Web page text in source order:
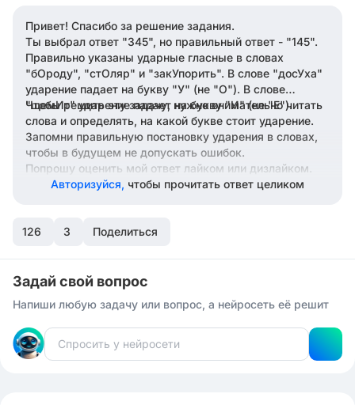
Привет! Спасибо за решение задания.
Ты выбрал ответ "345", но правильный ответ - "145".
Правильно указаны ударные гласные в словах
"бОроду", "стОляр" и "закУпорить". В слове "досУха"
ударение падает на букву "У" (не "О"). В слове
"щемИт" ударение падает на букву "И" (не "Е").
Чтобы решить эту задачу, нужно внимательно читать
слова и определять, на какой букве стоит ударение.
Запомни правильную постановку ударения в словах,
чтобы в будущем не допускать ошибок.
Попрошу оценить мой ответ лайком или дизлайком.
Авторизуйся, чтобы прочитать ответ целиком
126 3 Поделиться
Задай свой вопрос
Напиши любую задачу или вопрос, а нейросеть её решит